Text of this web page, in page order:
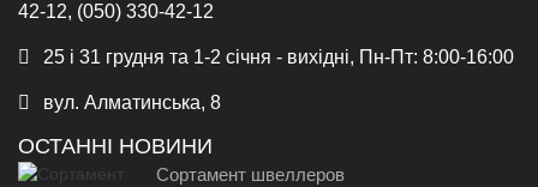
42-12, (050) 330-42-12
25 і 31 грудня та 1-2 січня - вихідні, Пн-Пт: 8:00-16:00
вул. Алматинська, 8
ОСТАННІ НОВИНИ
Сортамент швеллеров